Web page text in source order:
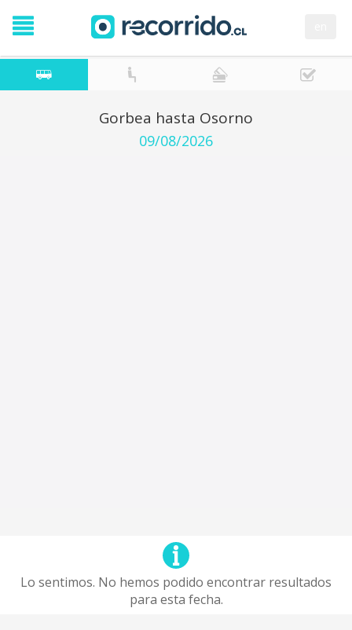
Gorbea hasta Osorno
09/08/2026
Lo sentimos. No hemos podido encontrar resultados
para esta fecha.